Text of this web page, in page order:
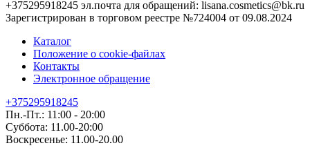
+375295918245 эл.почта для обращений: lisana.cosmetics@bk.ru
Зарегистрирован в торговом реестре №724004 от 09.08.2024
Каталог
Положение о cookie-файлах
Контакты
Электронное обращение
+375295918245
Пн.-Пт.: 11:00 - 20:00
Суббота: 11.00-20:00
Воскресенье: 11.00-20.00